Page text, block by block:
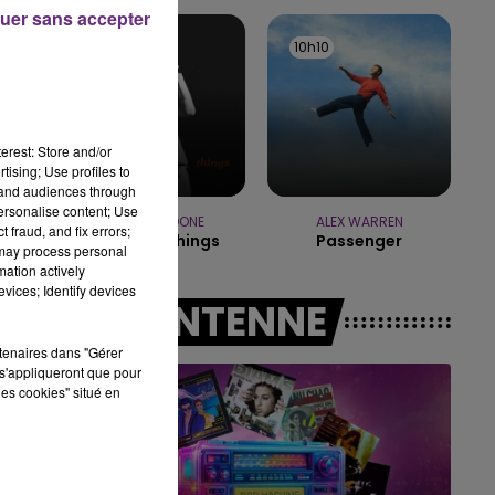
15h00 - 19h00
LE CLUB CHAMPAGNE FM
BENSON BOONE
Beautiful Things
10h10
10h10
ALEX WARREN
Passenger
A L'ANTENNE
Store and/or
Use profiles to
audiences through
content; Use
fraud, and fix errors;
process personal
actively
Identify devices
dans "Gérer
que pour
cookies" situé en
sans accepter